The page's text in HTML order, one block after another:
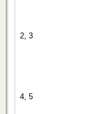
2, 3
4, 5